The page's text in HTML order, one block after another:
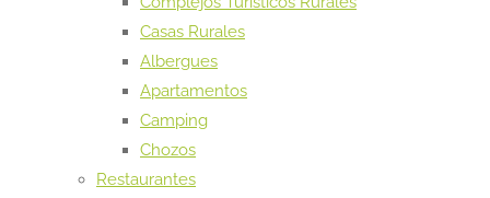
Casas Rurales
Albergues
Apartamentos
Camping
Chozos
Restaurantes